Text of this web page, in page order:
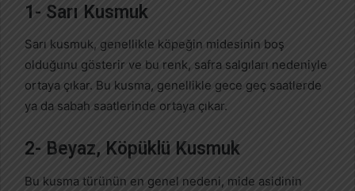
1- Sarı Kusmuk
Sarı kusmuk, genellikle köpeğin midesinin boş
olduğunu gösterir ve bu renk, safra salgıları nedeniyle
ortaya çıkar. Bu kusma, genellikle gece geç saatlerde
ya da sabah saatlerinde ortaya çıkar.
2- Beyaz, Köpüklü Kusmuk
Bu kusma türünün en genel nedeni, mide asidinin